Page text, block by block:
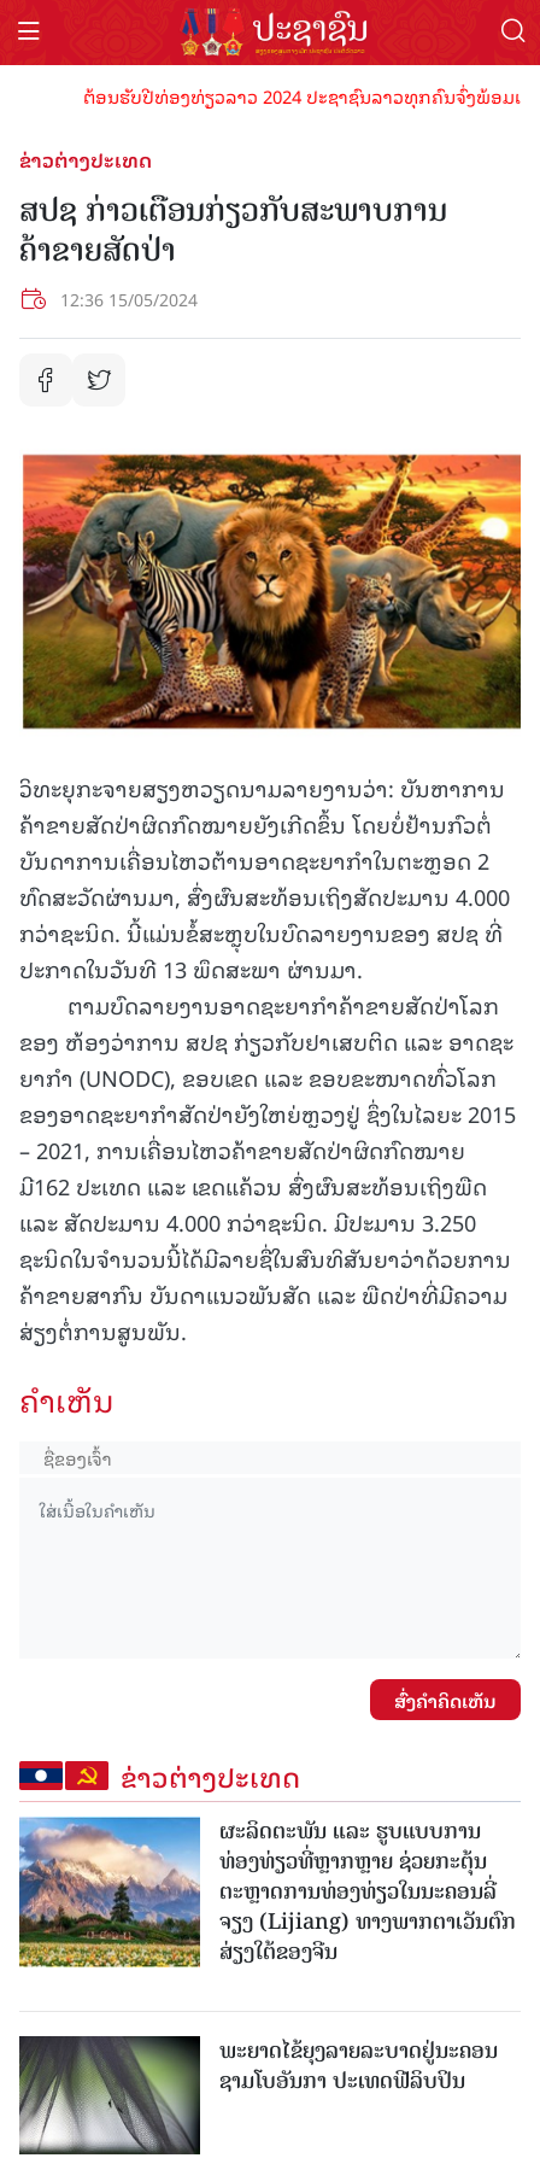
ຕ້ອນຮັບປີທ່ອງທ່ຽວລາວ 2024 ປະຊາຊົນລາວທຸກຄົນຈົ່ງພ້ອມເປັ
ຂ່າວຕ່າງປະເທດ
ສປຊ ກ່າວເຕືອນກ່ຽວກັບສະພາບການ
ຄ້າຂາຍສັດປ່າ
12:36 15/05/2024
ວິທະຍຸກະຈາຍສຽງຫວຽດນາມລາຍງານວ່າ: ບັນຫາການ
ຄ້າຂາຍສັດປ່າຜິດກົດໝາຍຍັງເກີດຂຶ້ນ ໂດຍບໍ່ຢ້ານກົວຕໍ່
ບັນດາການເຄື່ອນໄຫວຕ້ານອາດຊະຍາກຳໃນຕະຫຼອດ 2
ທົດສະວັດຜ່ານມາ, ສົ່ງຜົນສະທ້ອນເຖິງສັດປະມານ 4.000
ກວ່າຊະນິດ. ນີ້ແມ່ນຂໍ້ສະຫຼຸບໃນບົດລາຍງານຂອງ ສປຊ ທີ່
ປະກາດໃນວັນທີ 13 ພຶດສະພາ ຜ່ານມາ.
ຕາມບົດລາຍງານອາດຊະຍາກຳຄ້າຂາຍສັດປ່າໂລກ
ຂອງ ຫ້ອງວ່າການ ສປຊ ກ່ຽວກັບຢາເສບຕິດ ແລະ ອາດຊະ
ຍາກຳ (UNODC), ຂອບເຂດ ແລະ ຂອບຂະໜາດທົ່ວໂລກ
ຂອງອາດຊະຍາກຳສັດປ່າຍັງໃຫຍ່ຫຼວງຢູ່ ຊຶ່ງໃນໄລຍະ 2015
– 2021, ການເຄື່ອນໄຫວຄ້າຂາຍສັດປ່າຜິດກົດໝາຍ
ມີ162 ປະເທດ ແລະ ເຂດແຄ້ວນ ສົ່ງຜົນສະທ້ອນເຖິງພືດ
ແລະ ສັດປະມານ 4.000 ກວ່າຊະນິດ. ມີປະມານ 3.250
ຊະນິດໃນຈຳນວນນີ້ໄດ້ມີລາຍຊື່ໃນສົນທິສັນຍາວ່າດ້ວຍການ
ຄ້າຂາຍສາກົນ ບັນດາແນວພັນສັດ ແລະ ພືດປ່າທີ່ມີຄວາມ
ສ່ຽງຕໍ່ການສູນພັນ.
ຄໍາເຫັນ
ສົ່ງຄໍາຄິດເຫັນ
ຂ່າວຕ່າງປະເທດ
ຜະລິດຕະພັນ ແລະ ຮູບແບບການ
ທ່ອງທ່ຽວທີ່ຫຼາກຫຼາຍ ຊ່ວຍກະຕຸ້ນ
ຕະຫຼາດການທ່ອງທ່ຽວໃນນະຄອນລີ່
ຈຽງ (Lijiang) ທາງພາກຕາເວັນຕົກ
ສ່ຽງໃຕ້ຂອງຈີນ
ພະຍາດໄຂ້ຍຸງລາຍລະບາດຢູ່ນະຄອນ
ຊາມໂບ​ອັນກາ ປະເທດຟີລິບປິນ